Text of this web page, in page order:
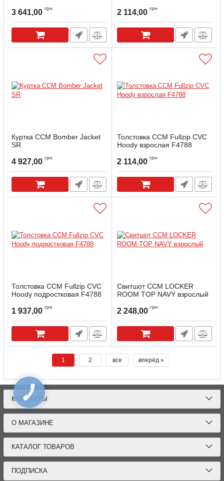
Артикул: TRJACKET-BLK/RED-M
3 641,00 грн 2 114,00 грн
Куртка CCM Bomber Jacket
SR
4 927,00 грн
Толстовка CCM Fullzip CVC
Hoody взрослая F4788
2 114,00 грн
Толстовка CCM Fullzip CVC
Hoody подростковая F4788
1 937,00 грн
Свитшот CCM LOCKER
ROOM TOP NAVY взрослый
2 248,00 грн
1 2 все вперёд »
КОНТАКТЫ
О МАГАЗИНЕ
КАТАЛОГ ТОВАРОВ
ПОДПИСКА